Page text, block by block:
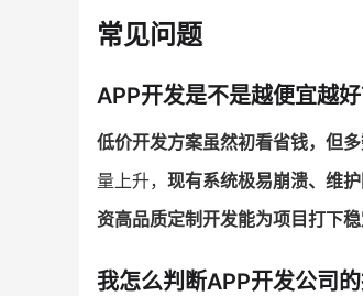
常见问题
APP开发是不是越便宜越好
低价开发方案虽然初看省钱，但
量上升， 现有系统极易崩溃、维
资高品质定制开发能为项目打下
我怎么判断APP开发公司的